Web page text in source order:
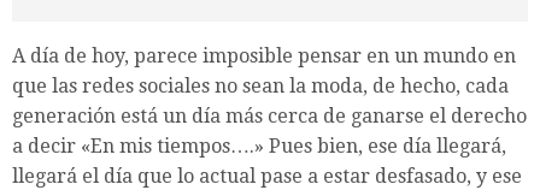
A día de hoy, parece imposible pensar en un mundo en
que las redes sociales no sean la moda, de hecho, cada
generación está un día más cerca de ganarse el derecho
a decir «En mis tiempos….» Pues bien, ese día llegará,
llegará el día que lo actual pase a estar desfasado, y ese